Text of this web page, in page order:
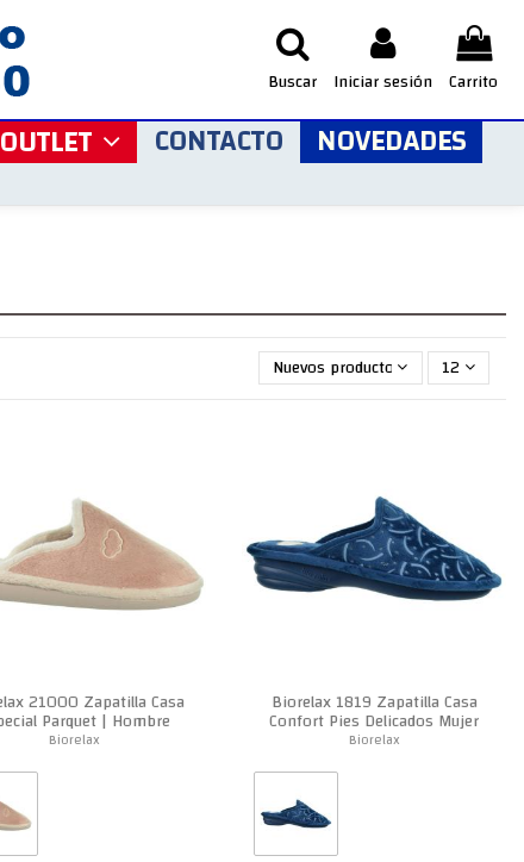
Buscar Iniciar sesión Carrito
OUTLET CONTACTO NOVEDADES
Nuevos productos primero
12
21000 Zapatilla Casa
Parquet | Hombre
Biorelax
Biorelax 1819 Zapatilla Casa
Confort Pies Delicados Mujer
Biorelax